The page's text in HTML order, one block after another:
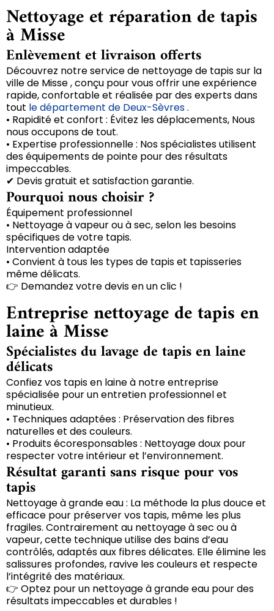
Nettoyage et réparation de tapis
à Misse
Enlèvement et livraison offerts
Découvrez notre service de nettoyage de tapis sur la
ville de Misse , conçu pour vous offrir une expérience
rapide, confortable et réalisée par des experts dans
tout le département de Deux-Sèvres.
• Rapidité et confort : Évitez les déplacements, Nous
nous occupons de tout.
• Expertise professionnelle : Nos spécialistes utilisent
des équipements de pointe pour des résultats
impeccables.
✔ Devis gratuit et satisfaction garantie.
Pourquoi nous choisir ?
Équipement professionnel
• Nettoyage à vapeur ou à sec, selon les besoins
spécifiques de votre tapis.
Intervention adaptée
• Convient à tous les types de tapis et tapisseries
même délicats.
👉 Demandez votre devis en un clic !
Entreprise nettoyage de tapis en
laine à Misse
Spécialistes du lavage de tapis en laine
délicats
Confiez vos tapis en laine à notre entreprise
spécialisée pour un entretien professionnel et
minutieux.
• Techniques adaptées : Préservation des fibres
naturelles et des couleurs.
• Produits écoresponsables : Nettoyage doux pour
respecter votre intérieur et l’environnement.
Résultat garanti sans risque pour vos
tapis
Nettoyage à grande eau : La méthode la plus douce et
efficace pour préserver vos tapis, même les plus
fragiles. Contrairement au nettoyage à sec ou à
vapeur, cette technique utilise des bains d’eau
contrôlés, adaptés aux fibres délicates. Elle élimine les
salissures profondes, ravive les couleurs et respecte
l’intégrité des matériaux.
👉 Optez pour un nettoyage à grande eau pour des
résultats impeccables et durables !